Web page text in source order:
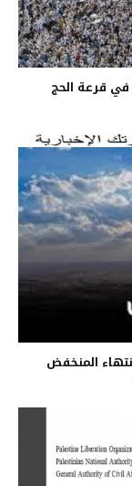
في قرعة الحج
المنخفض